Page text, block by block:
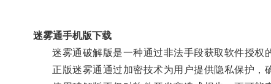
迷雾通手机版下载
迷雾通破解版是一种通过非法手段获取软件授权
正版迷雾通通过加密技术为用户提供隐私保护，确